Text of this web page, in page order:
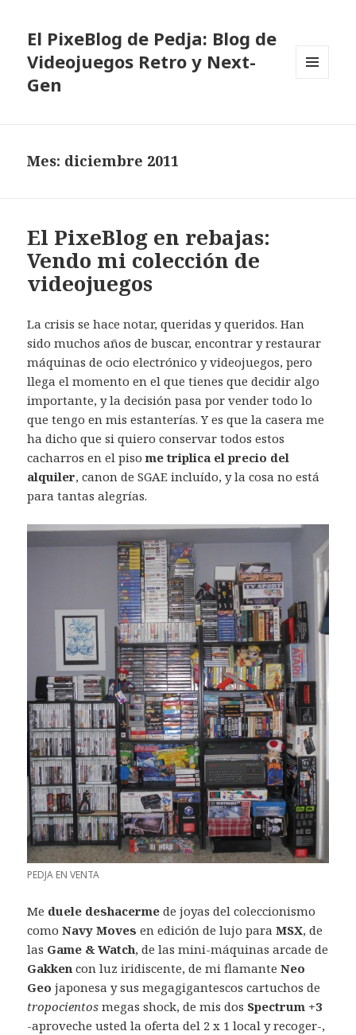
El PixeBlog de Pedja: Blog de
Videojuegos Retro y Next-
Gen
Mes: diciembre 2011
El PixeBlog en rebajas:
Vendo mi colección de
videojuegos
La crisis se hace notar, queridas y queridos. Han
sido muchos años de buscar, encontrar y restaurar
máquinas de ocio electrónico y videojuegos, pero
llega el momento en el que tienes que decidir algo
importante, y la decisión pasa por vender todo lo
que tengo en mis estanterías. Y es que la casera me
ha dicho que si quiero conservar todos estos
cacharros en el pisome triplica el precio del
alquiler, canon de SGAE incluído, y la cosa no está
para tantas alegrías.
PEDJA EN VENTA
Me duele deshacerme de joyas del coleccionismo
comoNavy Moves en edición de lujo paraMSX, de
las Game & Watch, de las mini-máquinas arcade de
Gakken con luz iridiscente, de mi flamanteNeo
Geo japonesa y sus megagigantescos cartuchos de
tropocientos megas shock, de mis dos Spectrum +3
-aproveche usted la oferta del 2 x 1 local y recoger-,